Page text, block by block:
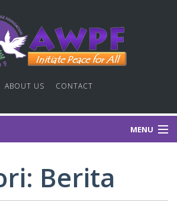
ABOUT US CONTACT
MENU
Berita